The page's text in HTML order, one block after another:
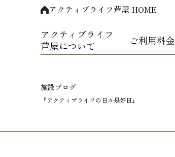
アクティブライフ芦屋 HOME
アクティブライフ
芦屋について
ご利用料金
施設ブログ
『アクティブライフの日々是好日』